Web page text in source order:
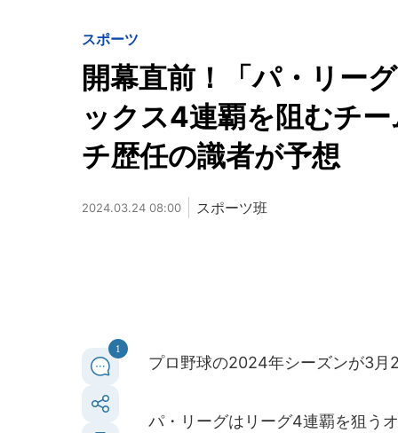
スポーツ
開幕直前！「パ・リー
ックス4連覇を阻むチ
チ歴任の識者が予想
2024.03.24 08:00 スポーツ班
1
プロ野球の2024年シーズンが3月
パ・リーグはリーグ4連覇を狙う